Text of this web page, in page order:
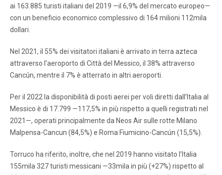
ai 163.885 turisti italiani del 2019 —il 6,9% del mercato europeo—
con un beneficio economico complessivo di 164 milioni 112mila
dollari.
Nel 2021, il 55% dei visitatori italiani è arrivato in terra azteca
attraverso l’aeroporto di Città del Messico, il 38% attraverso
Cancún, mentre il 7% è atterrato in altri aeroporti.
Per il 2022 la disponibilità di posti aerei per voli diretti dall’Italia al
Messico è di 17.799 —117,5% in più rispetto a quelli registrati nel
2021—, operati principalmente da Neos Air sulle rotte Milano
Malpensa-Cancun (84,5%) e Roma Fiumicino-Cancún (15,5%).
Torruco ha riferito, inoltre, che nel 2019 hanno visitato l’Italia
155mila 327 turisti messicani —33mila in più (+27%) rispetto al